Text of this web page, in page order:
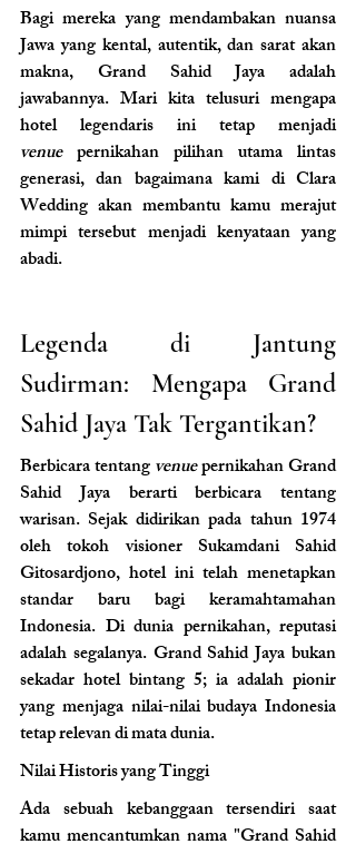
Bagi mereka yang mendambakan nuansa
Jawa yang kental, autentik, dan sarat akan
makna, Grand Sahid Jaya adalah
jawabannya. Mari kita telusuri mengapa
hotel legendaris ini tetap menjadi
venue pernikahan pilihan utama lintas
generasi, dan bagaimana kami di Clara
Wedding akan membantu kamu merajut
mimpi tersebut menjadi kenyataan yang
abadi.
Legenda di Jantung
Sudirman: Mengapa Grand
Sahid Jaya Tak Tergantikan?
Berbicara tentang venue pernikahan Grand
Sahid Jaya berarti berbicara tentang
warisan. Sejak didirikan pada tahun 1974
oleh tokoh visioner Sukamdani Sahid
Gitosardjono, hotel ini telah menetapkan
standar baru bagi keramahtamahan
Indonesia. Di dunia pernikahan, reputasi
adalah segalanya. Grand Sahid Jaya bukan
sekadar hotel bintang 5; ia adalah pionir
yang menjaga nilai-nilai budaya Indonesia
tetap relevan di mata dunia.
Nilai Historis yang Tinggi
Ada sebuah kebanggaan tersendiri saat